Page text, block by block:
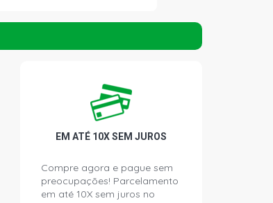
ZETEC GASOLINA (1995
EM ATÉ 10X SEM JUROS
Compre agora e pague sem
preocupações! Parcelamento
em até 10X sem juros no